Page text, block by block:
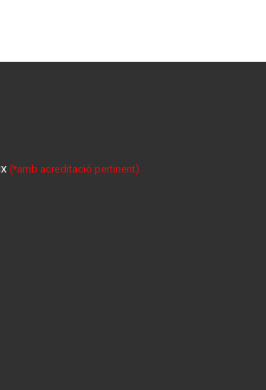
(*amb acreditació pertinent)